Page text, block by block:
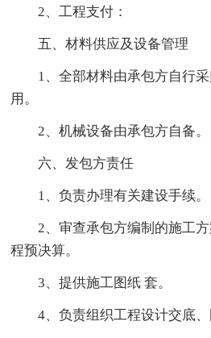
2、工程支付：
五、材料供应及设备管理
1、全部材料由承包方自行
用。
2、机械设备由承包方自备。
六、发包方责任
1、负责办理有关建设手续。
2、审查承包方编制的施工
程预决算。
3、提供施工图纸 套。
4、负责组织工程设计交底、